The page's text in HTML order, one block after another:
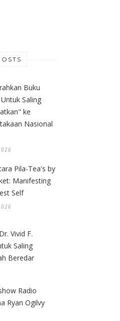
Buku
Saling
ke
Nasional
Pila-Tea's by
Manifesting
Self
Vivid F.
Saling
Beredar
Radio
Ryan Ogilvy